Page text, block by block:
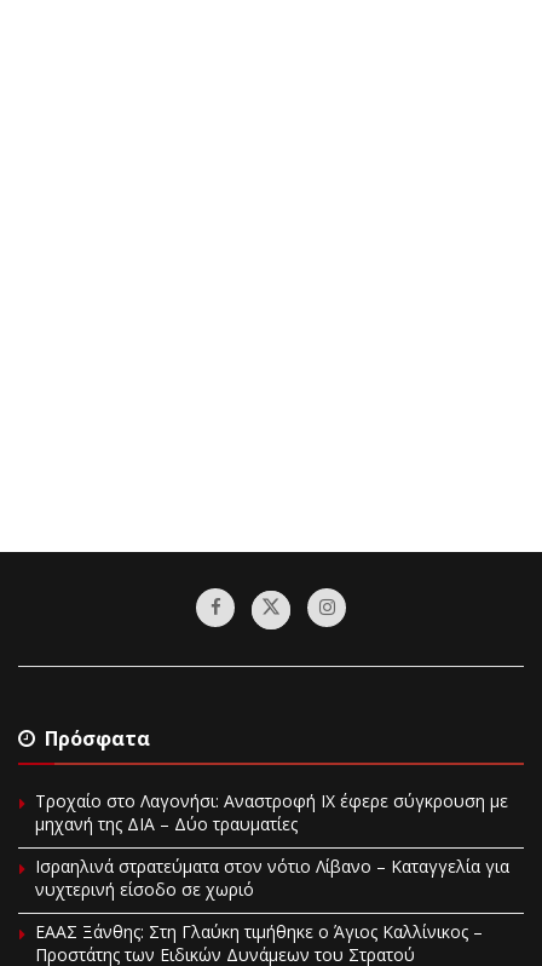
Πρόσφατα
Τροχαίο στο Λαγονήσι: Αναστροφή ΙΧ έφερε σύγκρουση με
μηχανή της ΔΙΑ – Δύο τραυματίες
Ισραηλινά στρατεύματα στον νότιο Λίβανο – Καταγγελία για
νυχτερινή είσοδο σε χωριό
EAAΣ Ξάνθης: Στη Γλαύκη τιμήθηκε ο Άγιος Καλλίνικος –
Προστάτης των Ειδικών Δυνάμεων του Στρατού